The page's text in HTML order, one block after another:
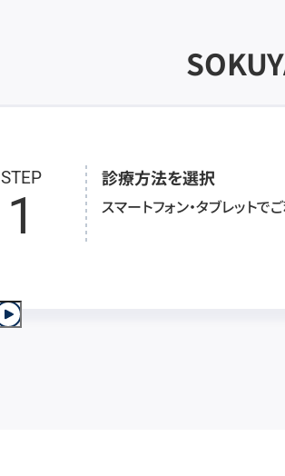
STEP
1
診療方法を選択
スマートフォン・タブレット